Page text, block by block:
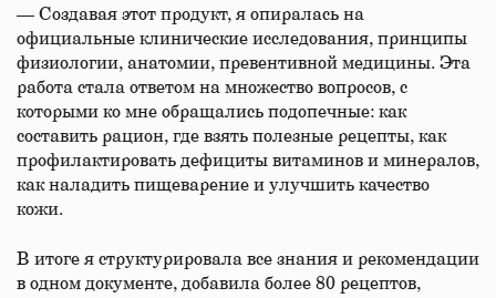
— Создавая этот продукт, я опиралась на
официальные клинические исследования, принципы
физиологии, анатомии, превентивной медицины. Эта
работа стала ответом на множество вопросов, с
которыми ко мне обращались подопечные: как
составить рацион, где взять полезные рецепты, как
профилактировать дефициты витаминов и минералов,
как наладить пищеварение и улучшить качество
кожи.
В итоге я структурировала все знания и рекомендации
в одном документе, добавила более 80 рецептов,